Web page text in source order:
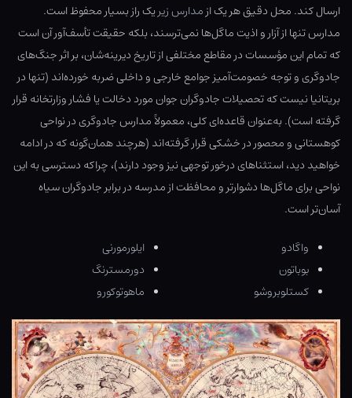
ارسال کند. محل دقیق هر یک ازمدارس زیریک راز بسیار محفوظ است.
مدارس تنها از آزار و اذیت ماگل‌ها نمی‌ترسند، بلکه حقیقت تأسف‌آور آن است
که تمام این مؤسسات در مقاطع مختلفی از تاریخ دیرینه‌شان، بر اثر جنگ‌های
جادوگری و توجه خصومت‌آمیز جوامع خارجی و داخلی ضربه خورده‌اند (تنها در
بریتانیا نیست که تحصیلات جادوگران جوان مورد دخالت یا فشار وزارتخانه قرار
گرفته است). به‌عنوان قاعده‌ای کلی، معمولاً مدارس جادوگری در نواحی
کوهستانی و محصور در خشکی قرار گرفته‌اند (هرچند همان‌گونه که در ادامه
خواهید دید، استثناهای درخور توجهی نیز وجود دارند)، چراکه دسترسی به این
نواحی برای ماگل‌ها دشوارتر و محافظت از مدرسه در برابر جادوگران سیاه
آسان‌تر است.
واگادو
بوباتون
کستلوبروشو
ایلورمورنی
دورمسترنگ
ماهوتوکورو